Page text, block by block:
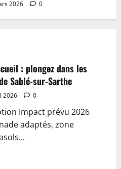
2026 0
: plongez dans les
Sablé-sur-Sarthe
2026 0
Impact prévu 2026
adaptés, zone